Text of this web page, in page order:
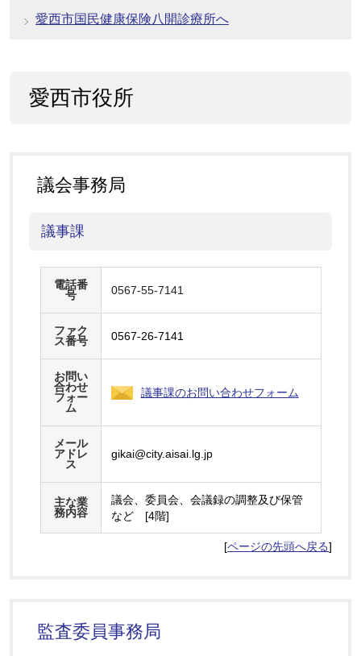
愛西市国民健康保険八開診療所へ
愛西市役所
議会事務局
議事課
電話番
号
0567-55-7141
ファク
ス番号
0567-26-7141
お問い
合わせ
フォー
ム
議事課のお問い合わせフォーム
メール
アドレ
ス
gikai@city.aisai.lg.jp
主な業
務内容
議会、委員会、会議録の調整及び保管
など [4階]
[ページの先頭へ戻る]
監査委員事務局